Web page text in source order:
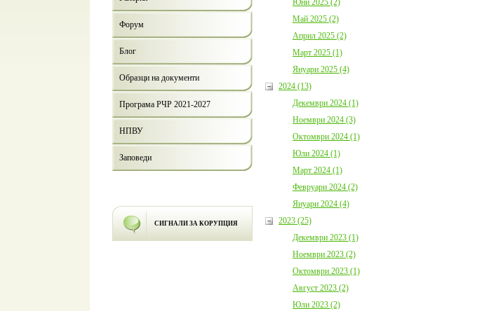
Форум
Блог
Образци на документи
Програма РЧР 2021-2027
НПВУ
Заповеди
СИГНАЛИ ЗА КОРУПЦИЯ
Май 2025 (2)
Април 2025 (2)
Март 2025 (1)
Януари 2025 (4)
2024 (13)
Декември 2024 (1)
Ноември 2024 (3)
Октомври 2024 (1)
Юли 2024 (1)
Март 2024 (1)
Февруари 2024 (2)
Януари 2024 (4)
2023 (25)
Декември 2023 (1)
Ноември 2023 (2)
Октомври 2023 (1)
Август 2023 (2)
Юли 2023 (2)